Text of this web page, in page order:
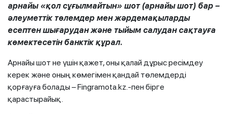
арнайы «қол сұғылмайтын» шот (арнайы шот) бар –
әлеуметтік төлемдер мен жәрдемақыларды
есептен шығарудан және тыйым салудан сақтауға
көмектесетін банктік құрал.
Арнайы шот не үшін қажет, оны қалай дұрыс ресімдеу
керек және оның көмегімен қандай төлемдерді
қорғауға болады – Fingramota.kz.-пен бірге
қарастырайық.